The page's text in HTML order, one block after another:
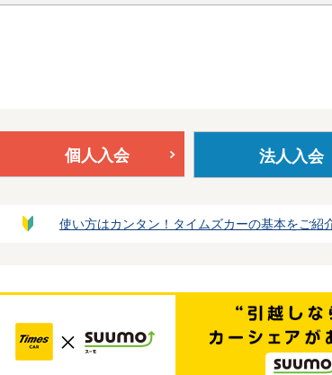
個人入会 法人入会
使い方はカンタン！タイムズカーの基本をご紹